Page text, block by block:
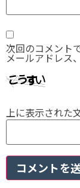
次回のコメント
メールアドレス
上に表示された